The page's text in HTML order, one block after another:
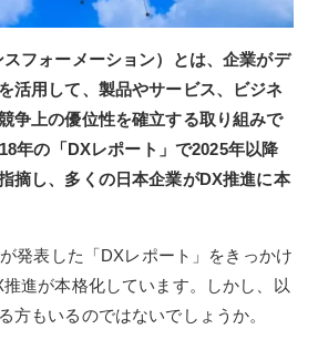
フォーメーション）とは、企業がデ
活用して、製品やサービス、ビジネ
争上の優位性を確立する取り組みで
年の「DXレポート」で2025年以降
摘し、多くの日本企業がDX推進に本
発表した「DXレポート」をきっかけ
進が本格化しています。
しかし、以
方もいるのではないでしょうか。